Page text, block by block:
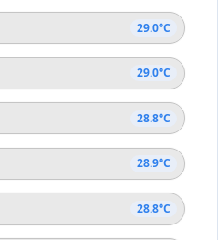
29.0°C
29.0°C
28.8°C
28.9°C
28.8°C